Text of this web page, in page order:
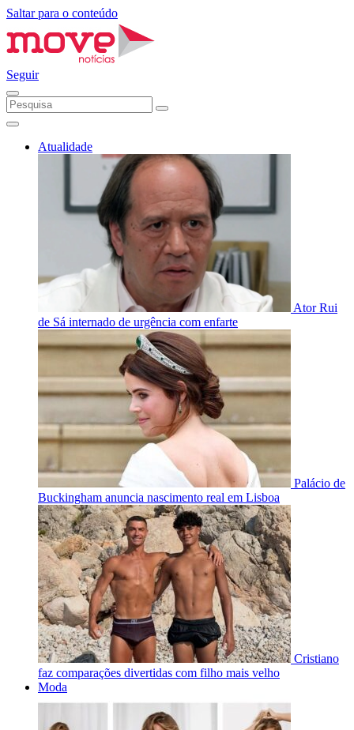
Saltar para o conteúdo
Seguir
Atualidade
Ator Rui
de Sá internado de urgência com enfarte
Palácio de
Buckingham anuncia nascimento real em Lisboa
Cristiano
faz comparações divertidas com filho mais velho
Moda